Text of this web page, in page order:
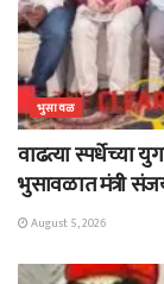
भुसावळ
वाढत्या स्पर्धेच्या
भुसावळात मंत्री
August 5, 2026